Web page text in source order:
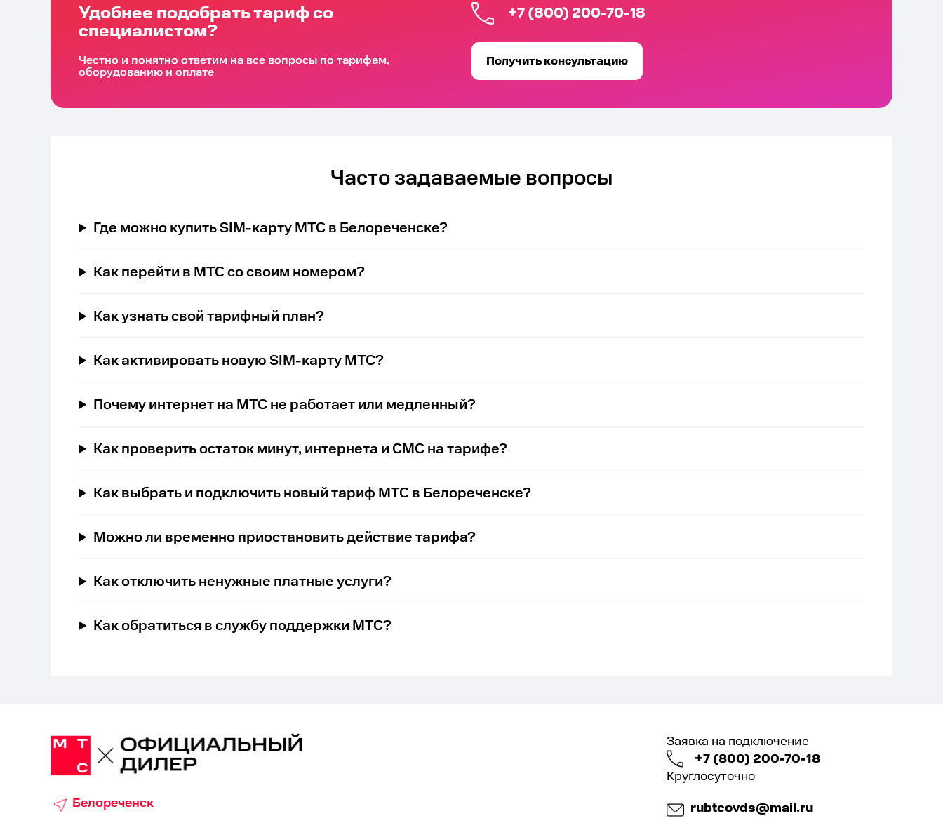
Удобнее подобрать тариф со
специалистом?
Честно и понятно ответим на все вопросы по тарифам,
оборудованию и оплате
+7 (800) 200-70-18
Получить консультацию
Часто задаваемые вопросы
Где можно купить SIM-карту МТС в Белореченске?
Как перейти в МТС со своим номером?
Как узнать свой тарифный план?
Как активировать новую SIM-карту МТС?
Почему интернет на МТС не работает или медленный?
Как проверить остаток минут, интернета и СМС на тарифе?
Как выбрать и подключить новый тариф МТС в Белореченске?
Можно ли временно приостановить действие тарифа?
Как отключить ненужные платные услуги?
Как обратиться в службу поддержки МТС?
Белореченск
Заявка на подключение
+7 (800) 200-70-18
Круглосуточно
rubtcovds@mail.ru